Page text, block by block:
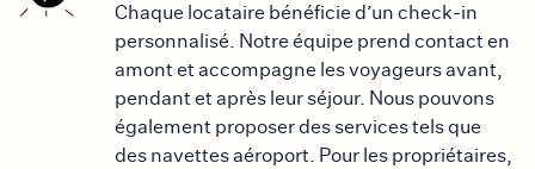
Chaque locataire bénéficie d’un check-in
personnalisé. Notre équipe prend contact en
amont et accompagne les voyageurs avant,
pendant et après leur séjour. Nous pouvons
également proposer des services tels que
des navettes aéroport. Pour les propriétaires,